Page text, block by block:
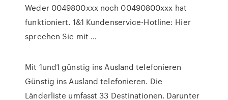
Weder 0049800xxx noch 00490800xxx hat
funktioniert. 1&1 Kundenservice-Hotline: Hier
sprechen Sie mit …
Mit 1und1 günstig ins Ausland telefonieren
Günstig ins Ausland telefonieren. Die
Länderliste umfasst 33 Destinationen. Darunter